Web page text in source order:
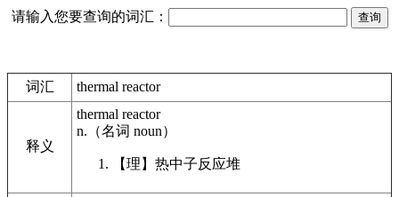
请输入您要查询的词汇：
词汇 thermal reactor
释义
thermal reactor
n. （名词 noun）
【理】 热中子反应堆